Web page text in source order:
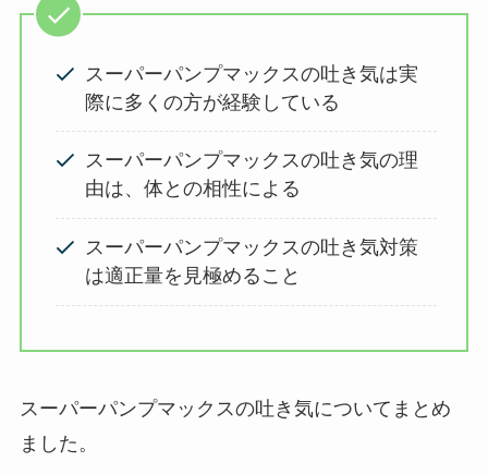
スーパーパンプマックスの吐き気は実
際に多くの方が経験している
スーパーパンプマックスの吐き気の理
由は、体との相性による
スーパーパンプマックスの吐き気対策
は適正量を見極めること
スーパーパンプマックスの吐き気についてまとめ
ました。